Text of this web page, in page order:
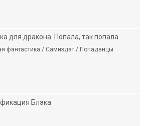
для дракона. Попала, так попала
фантастика / Самиздат / Попаданцы
Блэка